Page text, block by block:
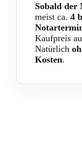
Sobald der
meist ca. 4
Kaufpreis
Natürlich
Kosten.